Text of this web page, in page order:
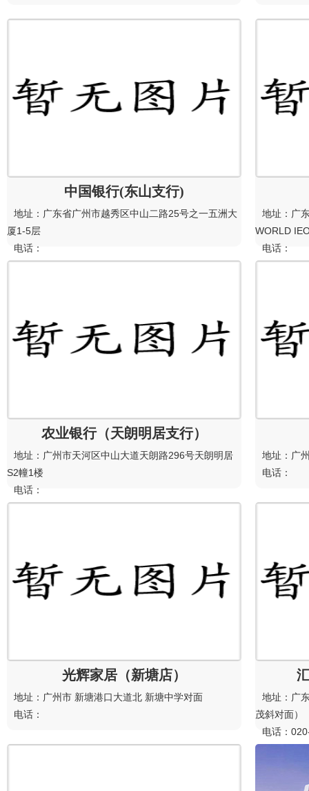
中国银行(东山支行)
地址：广东省广州市越秀区中山二路25号之一五洲大
厦1-5层
电话：
地址：广
WORLD
电话：
农业银行（天朗明居支行）
地址：广州市天河区中山大道天朗路296号天朗明居
S2幢1楼
电话：
地址：广
电话：
光辉家居（新塘店）
地址：广州市 新塘港口大道北 新塘中学对面
电话：
地址：广
茂斜对面）
电话：